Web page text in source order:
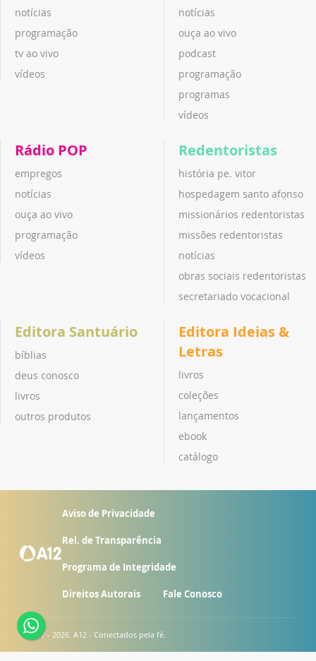
notícias
programação
tv ao vivo
vídeos
notícias
ouça ao vivo
podcast
programação
programas
vídeos
Rádio POP
empregos
notícias
ouça ao vivo
programação
vídeos
Redentoristas
história pe. vitor
hospedagem santo afonso
missionários redentoristas
missões redentoristas
notícias
obras sociais redentoristas
secretariado vocacional
Editora Santuário
bíblias
deus conosco
livros
outros produtos
Editora Ideias &
Letras
livros
coleções
lançamentos
ebook
catálogo
Aviso de Privacidade
Rel. de Transparência
Programa de Integridade
Direitos Autorais Fale Conosco
© 2007 - 2026. A12 - Conectados pela fé.